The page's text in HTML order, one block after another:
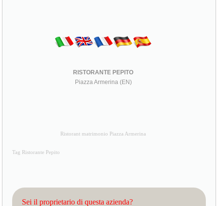
RISTORANTE PEPITO
Piazza Armerina (EN)
Ristorant matrimonio Piazza Armerina
Tag Ristorante Pepito
Sei il proprietario di questa azienda?